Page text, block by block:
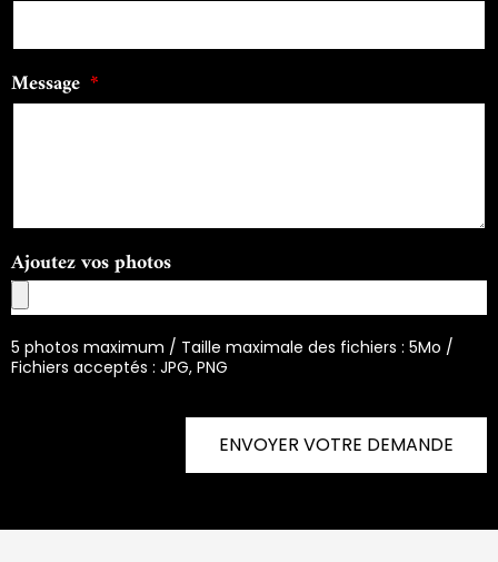
Message
Ajoutez vos photos
5 photos maximum / Taille maximale des fichiers : 5Mo /
Fichiers acceptés : JPG, PNG
ENVOYER VOTRE DEMANDE